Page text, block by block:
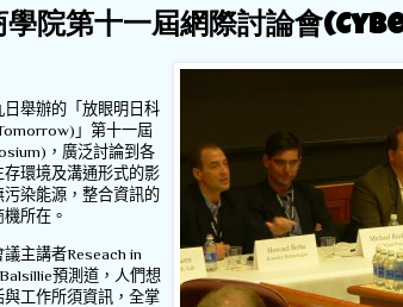
學院第十一屆網際討論會
舉辦的「放眼明日科
」第十一屆
，廣泛討論到各
環境及溝通形式的影
染能源，整合資訊的
所在。
議主講者Reseach in
預測道，人們想
工作所須資訊，全掌